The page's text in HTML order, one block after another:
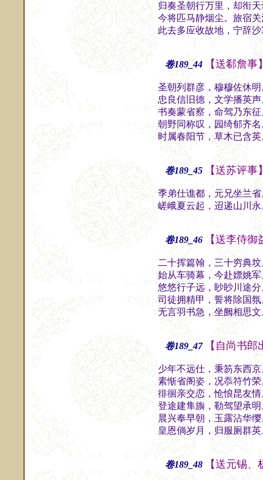
归奏圣朝行万里，却衔
今将匹马静烟尘。旅宿
此去多应收故地，宁辞
卷189_44 【送郗詹事
圣朝列群彦，穆穆佐休
忠良信旧德，文学播英
书奏蒙省察，命驾乃东
朝野同称叹，园绮郁齐
时属春阳节，草木已含
卷189_45 【送苏评事
季弟仕谯都，元兄坐兰
嵯峨夏云起，迢递山川
卷189_46 【送李侍
二十挥篇翰，三十穷典
始从车骑幕，今赴嫖姚
悠悠行子远，眇眇川途
司徒拥精甲，誓将除国
无言羽书急，坐阙相思文
卷189_47 【自尚书
少年不远仕，秉笏东西
素惭省阁姿，况忝符竹
徘徊亲交恋，怆悢昆友
登途建隼旟，勒驾望承
晨兴奉早朝，玉露沾华
皇恩倘岁月，归服厕群英
卷189_48 【送元锡、